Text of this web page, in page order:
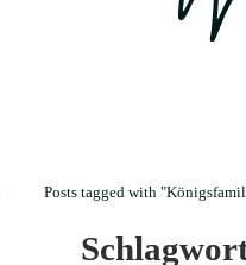
Posts tagged with